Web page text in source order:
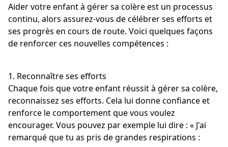
Aider votre enfant à gérer sa colère est un processus
continu, alors assurez-vous de célébrer ses efforts et
ses progrès en cours de route. Voici quelques façons
de renforcer ces nouvelles compétences :
1. Reconnaître ses efforts
Chaque fois que votre enfant réussit à gérer sa colère,
reconnaissez ses efforts. Cela lui donne confiance et
renforce le comportement que vous voulez
encourager. Vous pouvez par exemple lui dire : « J'ai
remarqué que tu as pris de grandes respirations :